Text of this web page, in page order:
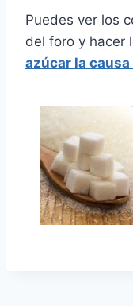
Puedes ver los
del foro y hacer
azúcar la